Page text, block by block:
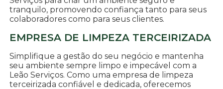
tranquilo, promovendo confiança tanto para seus
colaboradores como para seus clientes.
EMPRESA DE LIMPEZA TERCEIRIZADA
Simplifique a gestão do seu negócio e mantenha
seu ambiente sempre limpo e impecável com a
Leão Serviços. Como uma empresa de limpeza
terceirizada confiável e dedicada, oferecemos